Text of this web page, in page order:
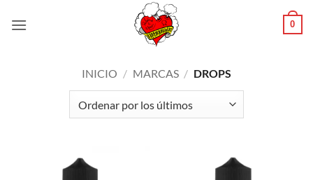
0
INICIO / MARCAS / DROPS